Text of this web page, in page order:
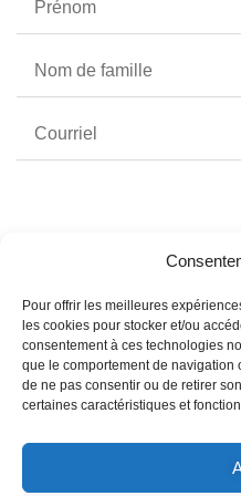
Pour offrir les meilleures
les cookies pour stocker et/ou
consentement à ces technologies
que le comportement de navigation
de ne pas consentir ou de retirer
certaines caractéristiques et
© Copyright 2026 Arianne
À propos
Profil corporatif
Direction et conseil
d’administration
Documents de
Liens vers les réseaux